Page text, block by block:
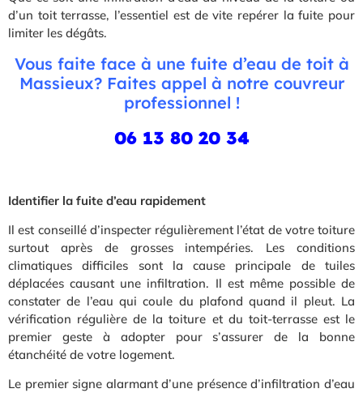
d’un toit terrasse, l’essentiel est de vite repérer la fuite pour
limiter les dégâts.
Vous faite face à une fuite d’eau de toit à
Massieux? Faites appel à notre couvreur
professionnel !
06 13 80 20 34
Identifier la fuite d’eau rapidement
Il est conseillé d’inspecter régulièrement l’état de votre toiture
surtout après de grosses intempéries. Les conditions
climatiques difficiles sont la cause principale de tuiles
déplacées causant une infiltration. Il est même possible de
constater de l’eau qui coule du plafond quand il pleut. La
vérification régulière de la toiture et du toit-terrasse est le
premier geste à adopter pour s’assurer de la bonne
étanchéité de votre logement.
Le premier signe alarmant d’une présence d’infiltration d’eau